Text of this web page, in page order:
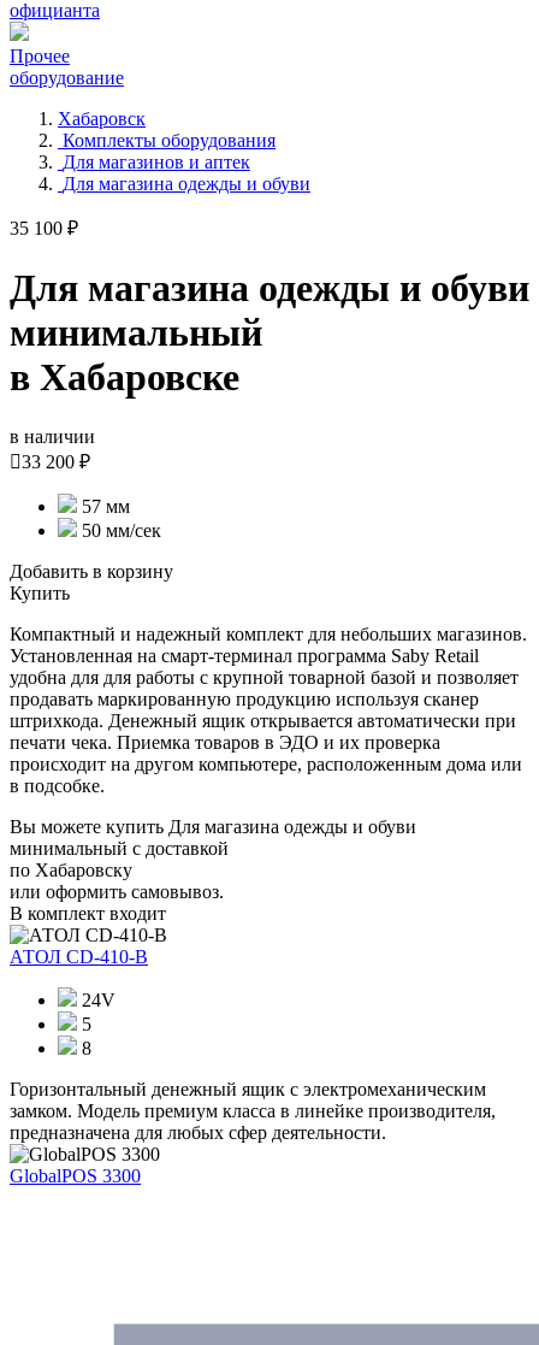
официанта
Прочее
оборудование
Хабаровск
Комплекты оборудования
Для магазинов и аптек
Для магазина одежды и обуви
35 100 ₽
Для магазина одежды и обуви
минимальный
в Хабаровске
в наличии
33 200 ₽
57 мм
50 мм/сек
Добавить в корзину
Купить
Компактный и надежный комплект для небольших магазинов.
Установленная на смарт-терминал программа Saby Retail
удобна для для работы с крупной товарной базой и позволяет
продавать маркированную продукцию используя сканер
штрихкода. Денежный ящик открывается автоматически при
печати чека. Приемка товаров в ЭДО и их проверка
происходит на другом компьютере, расположенным дома или
в подсобке.
Вы можете купить Для магазина одежды и обуви
минимальный с доставкой
по Хабаровску
или оформить самовывоз.
В комплект входит
АТОЛ CD-410-В
24V
5
8
Горизонтальный денежный ящик с электромеханическим
замком. Модель премиум класса в линейке производителя,
предназначена для любых сфер деятельности.
GlobalPOS 3300